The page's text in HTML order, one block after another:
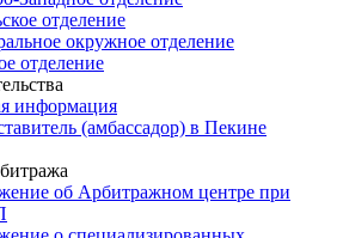
отделение
окружное отделение
отделение
информация
(амбассадор) в Пекине
об Арбитражном центре при